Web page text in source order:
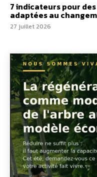
7 indicateurs pour
adaptées au
27 juillet 2026